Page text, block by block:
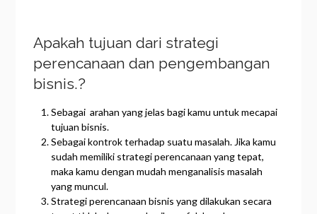
Apakah tujuan dari strategi
perencanaan dan pengembangan
bisnis.?
Sebagai arahan yang jelas bagi kamu untuk mecapai
tujuan bisnis.
Sebagai kontrok terhadap suatu masalah. Jika kamu
sudah memiliki strategi perencanaan yang tepat,
maka kamu dengan mudah menganalisis masalah
yang muncul.
Strategi perencanaan bisnis yang dilakukan secara